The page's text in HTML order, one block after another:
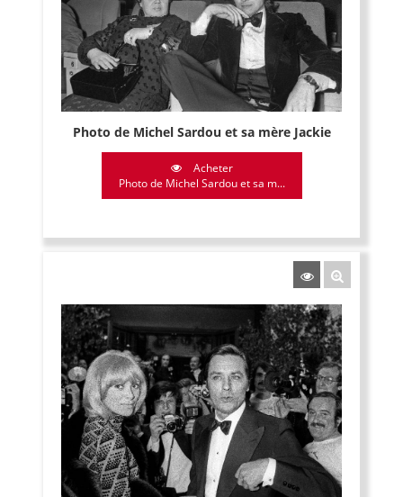
Photo de Michel Sardou et sa mère Jackie
Acheter
Photo de Michel Sardou et sa m...